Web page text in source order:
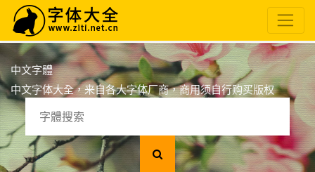
中文字體
中文字体大全，来自各大字体厂商，商用须自行购买版权